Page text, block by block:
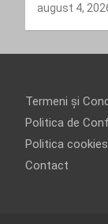
august 4,
Termeni și
Politica de
Politica cookies
Contact